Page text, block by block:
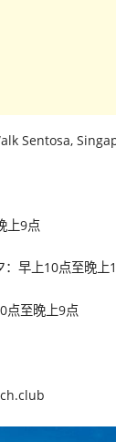
Sentosa,
上9点
：早上10点至晚上
点至晚上9点